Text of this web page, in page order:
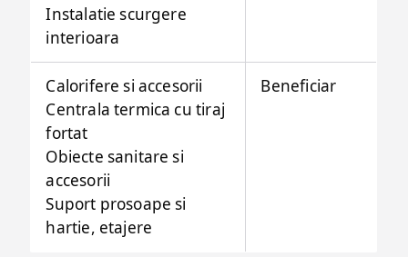
Instalatie scurgere
interioara
Calorifere si accesorii
Centrala termica cu tiraj
fortat
Obiecte sanitare si
accesorii
Suport prosoape si
hartie, etajere
Beneficiar